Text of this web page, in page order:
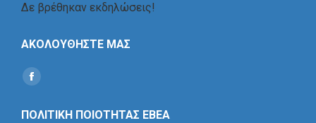
Δε βρέθηκαν εκδηλώσεις!
ΑΚΟΛΟΥΘΗΣΤΕ ΜΑΣ
Find us on:
Social
ΠΟΛΙΤΙΚΗ ΠΟΙΟΤΗΤΑΣ ΕΒΕΑ